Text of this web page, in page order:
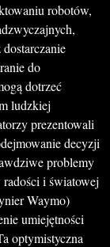
robotów,
do
dotrzeć
ludzkiej
prezentowali
decyzji
problemy
i światowej
Waymo)
umiejętności
optymistyczna